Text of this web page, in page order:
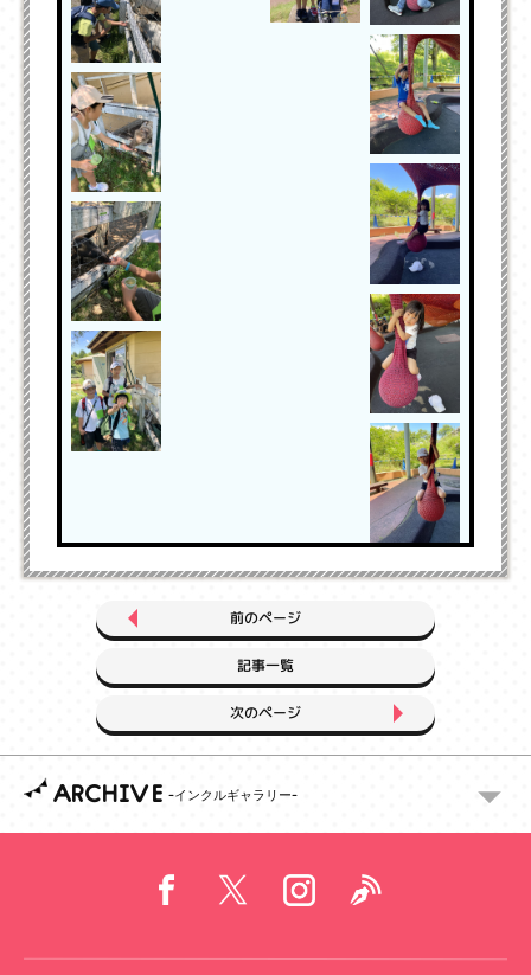
前のページ
記事一覧
次のページ
ARCHIVE